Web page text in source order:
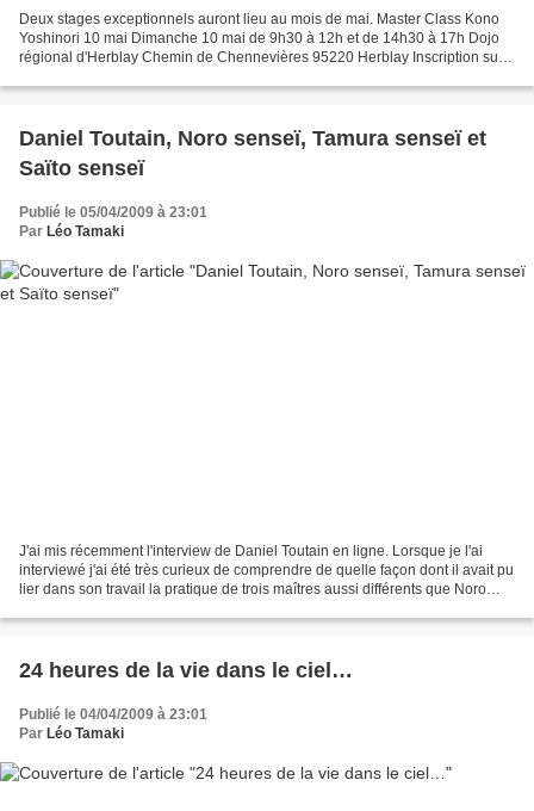
Deux stages exceptionnels auront lieu au mois de mai. Master Class Kono
Yoshinori 10 mai Dimanche 10 mai de 9h30 à 12h et de 14h30 à 17h Dojo
régional d'Herblay Chemin de Chennevières 95220 Herblay Inscription sur
Daniel Toutain, Noro senseï, Tamura senseï et
Saïto senseï
Publié le 05/04/2009 à 23:01
Par Léo Tamaki
J'ai mis récemment l'interview de Daniel Toutain en ligne. Lorsque je l'ai
interviewé j'ai été très curieux de comprendre de quelle façon dont il avait pu
lier dans son travail la pratique de trois maîtres aussi différents que Noro
24 heures de la vie dans le ciel…
Publié le 04/04/2009 à 23:01
Par Léo Tamaki